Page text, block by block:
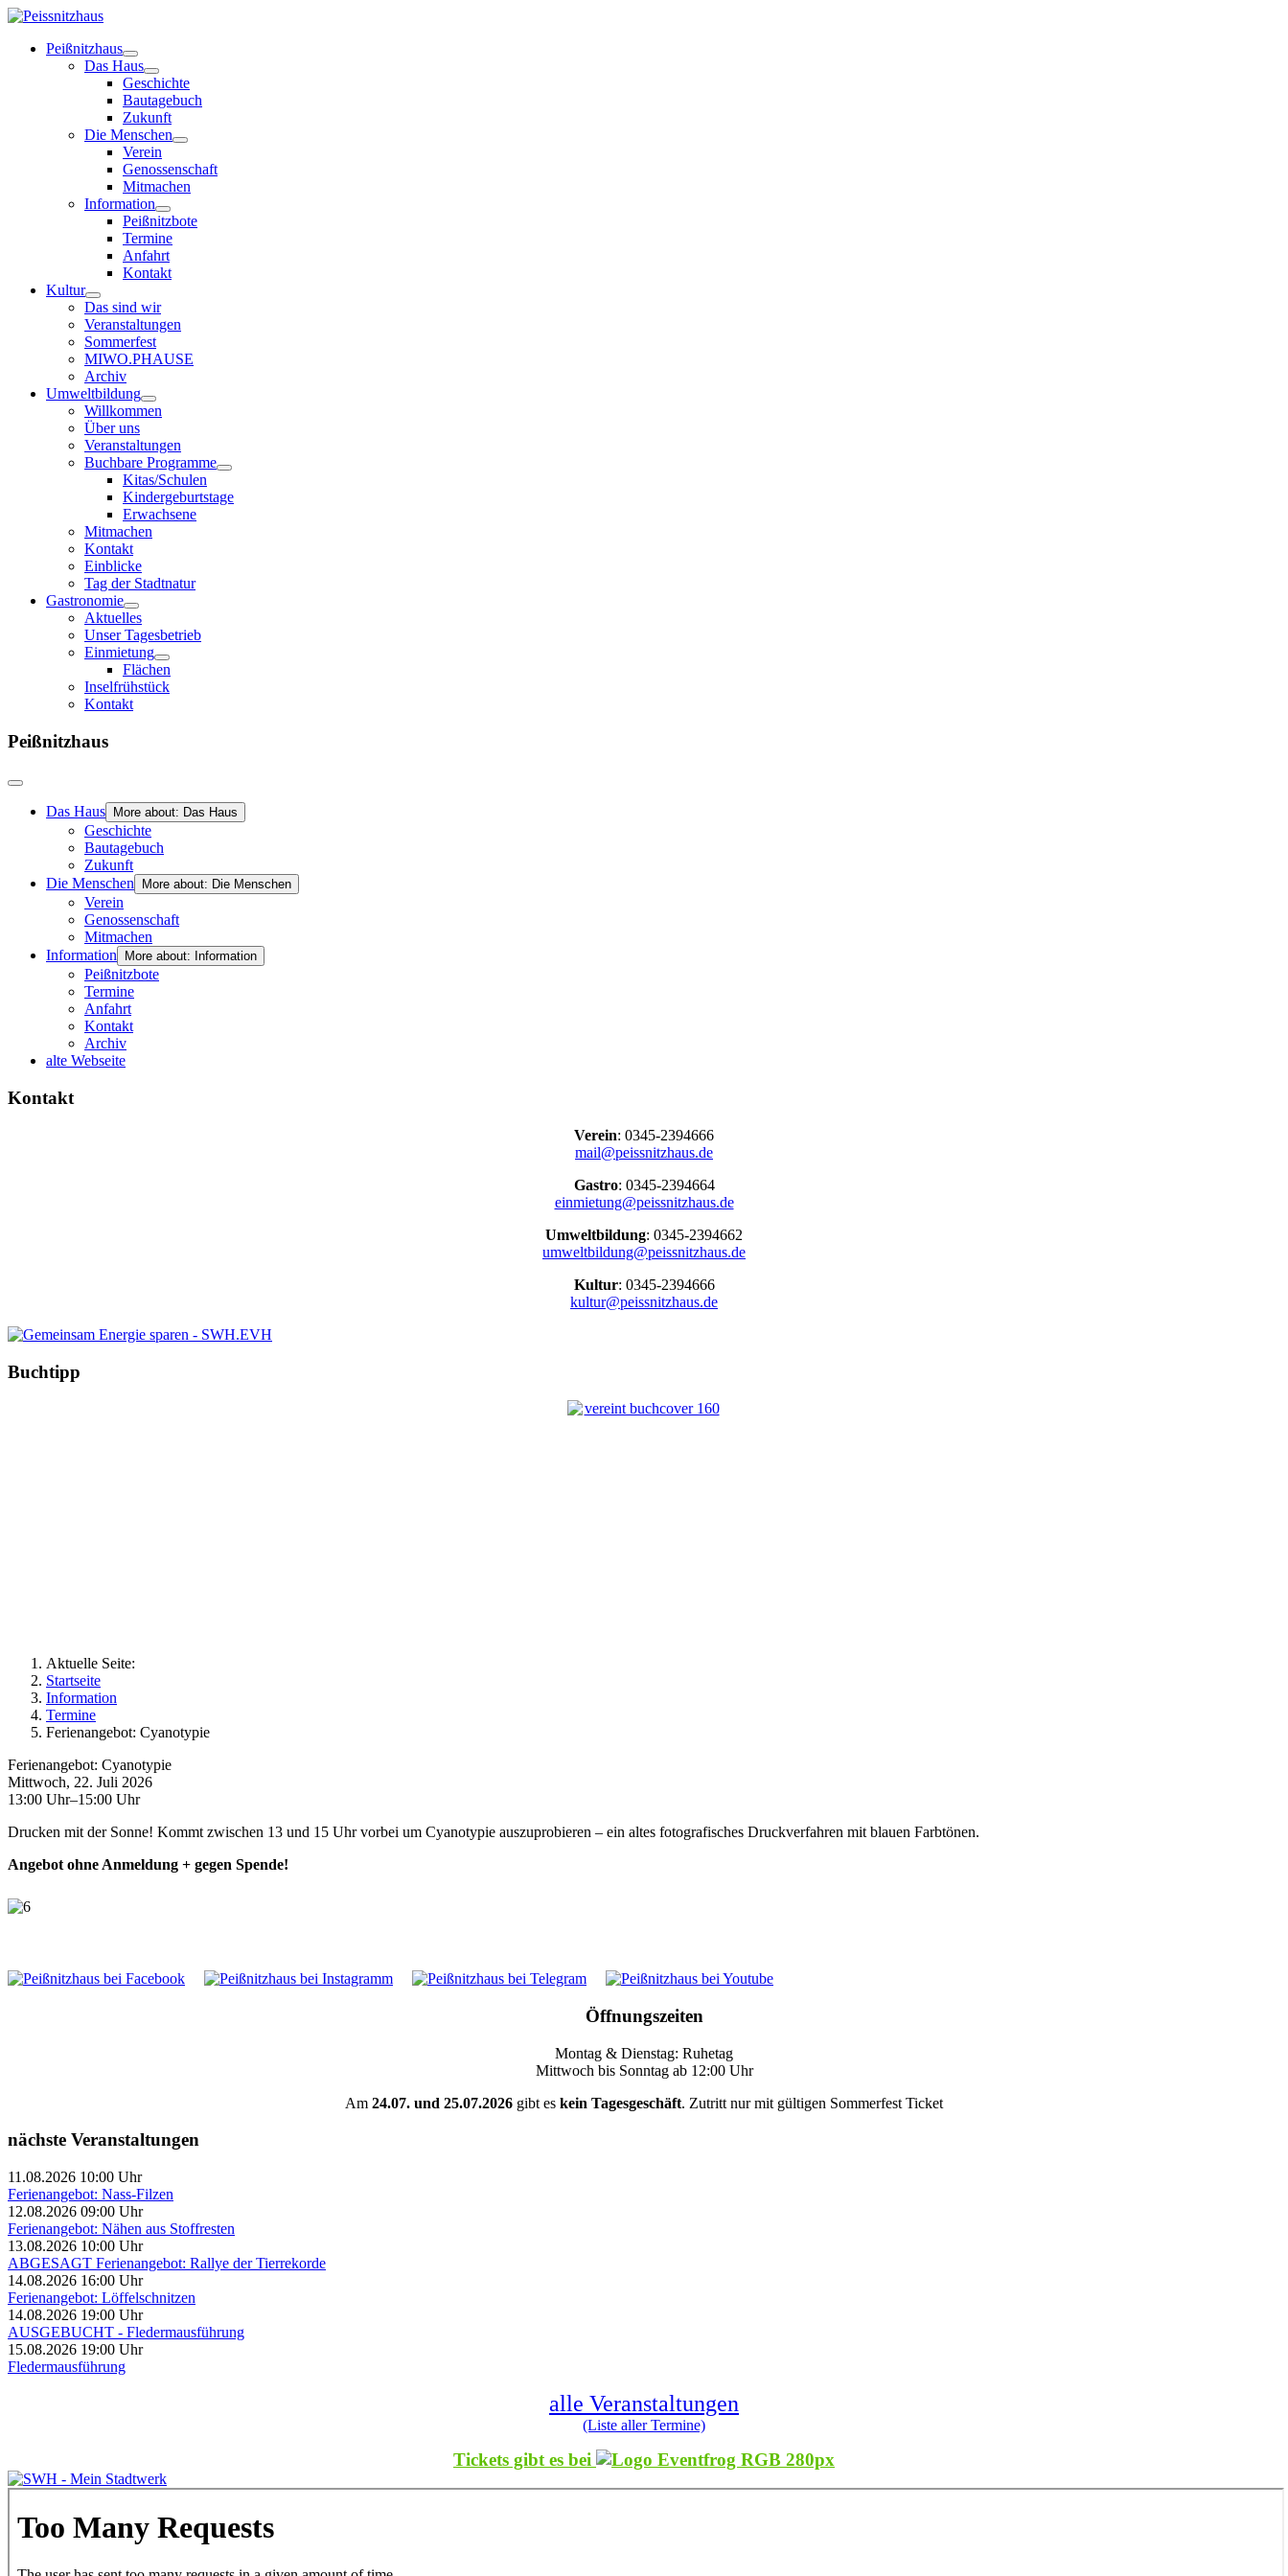
Peißnitzhaus
Das Haus
Geschichte
Bautagebuch
Zukunft
Die Menschen
Verein
Genossenschaft
Mitmachen
Information
Peißnitzbote
Termine
Anfahrt
Kontakt
Kultur
Das sind wir
Veranstaltungen
Sommerfest
MIWO.PHAUSE
Archiv
Umweltbildung
Willkommen
Über uns
Veranstaltungen
Buchbare Programme
Kitas/Schulen
Kindergeburtstage
Erwachsene
Mitmachen
Kontakt
Einblicke
Tag der Stadtnatur
Gastronomie
Aktuelles
Unser Tagesbetrieb
Einmietung
Flächen
Inselfrühstück
Kontakt
Peißnitzhaus
Das Haus More about: Das Haus
Geschichte
Bautagebuch
Zukunft
Die Menschen
More about: Die Menschen
Verein
Genossenschaft
Mitmachen
Information
More about: Information
Peißnitzbote
Termine
Anfahrt
Kontakt
Archiv
alte Webseite
Kontakt
Verein: 0345-2394666
mail@peissnitzhaus.de
Gastro: 0345-2394664
einmietung@peissnitzhaus.de
Umweltbildung: 0345-2394662
umweltbildung@peissnitzhaus.de
Kultur: 0345-2394666
kultur@peissnitzhaus.de
Buchtipp
Aktuelle Seite:
Startseite
Information
Termine
Ferienangebot: Cyanotypie
Ferienangebot: Cyanotypie
Mittwoch, 22. Juli 2026
13:00 Uhr–15:00 Uhr
Drucken mit der Sonne! Kommt zwischen 13 und 15 Uhr vorbei um Cyanotypie auszuprobieren – ein altes fotografisches Druckverfahren mit blauen Farbtönen.
Angebot ohne Anmeldung + gegen Spende!
Öffnungszeiten
Montag & Dienstag: Ruhetag
Mittwoch bis Sonntag ab 12:00 Uhr
Am 24.07. und 25.07.2026 gibt es kein Tagesgeschäft. Zutritt nur mit gültigen Sommerfest Ticket
nächste Veranstaltungen
11.08.2026 10:00 Uhr
Ferienangebot: Nass-Filzen
12.08.2026 09:00 Uhr
Ferienangebot: Nähen aus Stoffresten
13.08.2026 10:00 Uhr
ABGESAGT Ferienangebot: Rallye der Tierrekorde
14.08.2026 16:00 Uhr
Ferienangebot: Löffelschnitzen
14.08.2026 19:00 Uhr
AUSGEBUCHT - Fledermausführung
15.08.2026 19:00 Uhr
Fledermausführung
alle Veranstaltungen
(Liste aller Termine)
Tickets gibt es bei